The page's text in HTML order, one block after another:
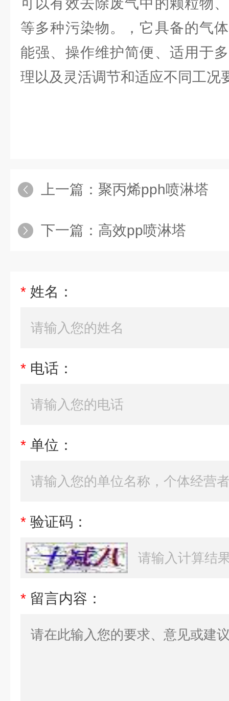
可以有效去除废气中的颗粒物
等多种污染物。，它具备的气
能强、操作维护简便、适用于
理以及灵活调节和适应不同工况
上一篇： 聚丙烯pph喷淋塔
下一篇： 高效pp喷淋塔
* 姓名：
* 电话：
* 单位：
* 验证码：
* 留言内容：